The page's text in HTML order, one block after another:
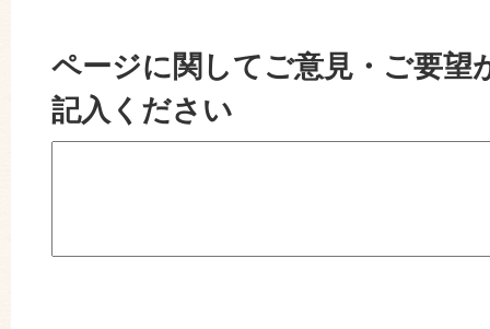
ページに関してご意見・ご要望
記入ください